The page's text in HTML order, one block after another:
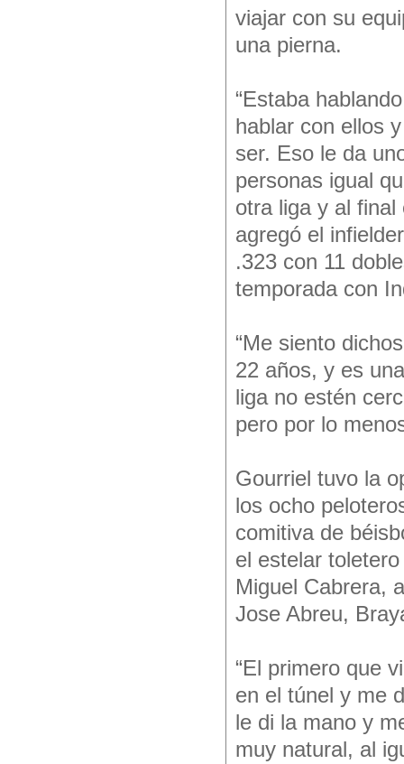
viajar con su
una pierna.
“Estaba
hablar con ellos
ser. Eso le da
personas igual
otra liga y al final
agregó el
.323 con 11
temporada con
“Me siento
22 años, y es
liga no estén
pero por lo
Gourriel tuvo la
los ocho
comitiva de
el estelar
Miguel Cabrera,
Jose Abreu,
“El primero que
en el túnel y me
le di la mano y
muy natural, al